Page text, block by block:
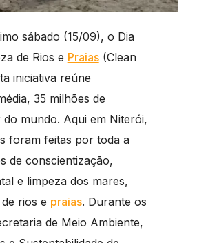
sábado (15/09), o Dia
de Rios e Praias(Clean
iniciativa reúne
35 milhões de
mundo. Aqui em Niterói,
foram feitas por toda a
de conscientização,
e limpeza dos mares,
rios e praias. Durante os
de Meio Ambiente,